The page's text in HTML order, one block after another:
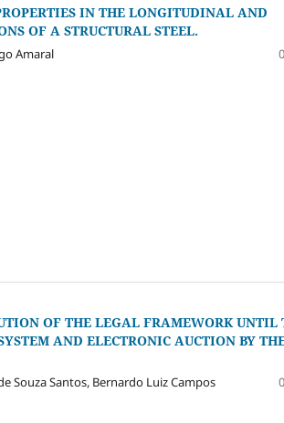
IN THE LONGITUDINAL AND
OF A STRUCTURAL STEEL.
Amaral
OF THE LEGAL FRAMEWORK UNTIL
AND ELECTRONIC AUCTION BY
Souza Santos, Bernardo Luiz Campos